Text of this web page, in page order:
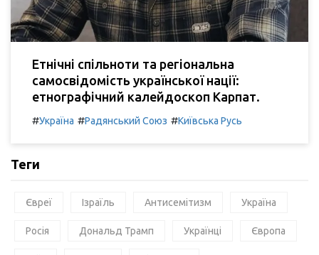
Етнічні спільноти та регіональна
самосвідомість української нації:
етнографічний калейдоскоп Карпат.
#Україна #Радянський Союз #Київська Русь
Теги
Євреї Ізраїль Антисемітизм Україна
Росія Дональд Трамп Українці Європа